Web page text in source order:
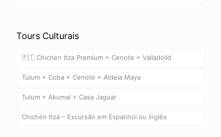
Tours Culturais
🇵🇹 Chichen Itza Premium + Cenote + Valladolid
Tulum + Coba + Cenote + Aldeia Maya
Tulum + Akumal + Casa Jaguar
Chichén Itzá – Excursão em Espanhol ou Inglês